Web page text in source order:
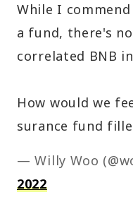
While I
a fund, there's
correlated BNB
How would we
surance fund
— Willy Woo
2022